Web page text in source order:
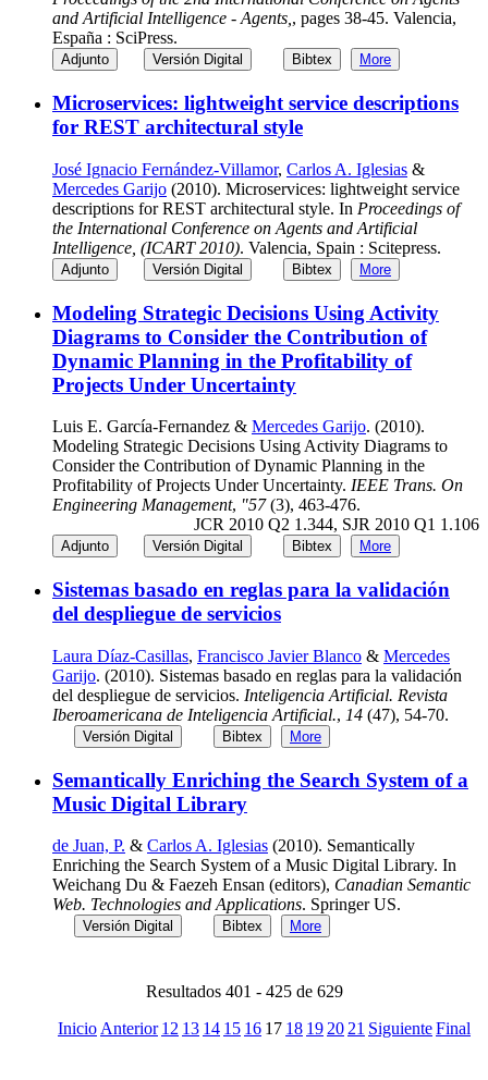
and Artificial Intelligence - Agents,, pages 38-45. Valencia,
España : SciPress.
Adjunto Versión Digital Bibtex More
Microservices: lightweight service descriptions
for REST architectural style
José Ignacio Fernández-Villamor, Carlos A. Iglesias &
Mercedes Garijo (2010). Microservices: lightweight service
descriptions for REST architectural style. In Proceedings of
the International Conference on Agents and Artificial
Intelligence, (ICART 2010). Valencia, Spain : Scitepress.
Adjunto Versión Digital Bibtex More
Modeling Strategic Decisions Using Activity
Diagrams to Consider the Contribution of
Dynamic Planning in the Profitability of
Projects Under Uncertainty
Luis E. García-Fernandez & Mercedes Garijo. (2010).
Modeling Strategic Decisions Using Activity Diagrams to
Consider the Contribution of Dynamic Planning in the
Profitability of Projects Under Uncertainty. IEEE Trans. On
Engineering Management, "57(3), 463-476.
JCR 2010 Q2 1.344, SJR 2010 Q1 1.106
Adjunto Versión Digital Bibtex More
Sistemas basado en reglas para la validación
del despliegue de servicios
Laura Díaz-Casillas, Francisco Javier Blanco & Mercedes
Garijo. (2010). Sistemas basado en reglas para la validación
del despliegue de servicios. Inteligencia Artificial. Revista
Iberoamericana de Inteligencia Artificial., 14 (47), 54-70.
Versión Digital Bibtex More
Semantically Enriching the Search System of a
Music Digital Library
de Juan, P. & Carlos A. Iglesias (2010). Semantically
Enriching the Search System of a Music Digital Library. In
Weichang Du & Faezeh Ensan (editors), Canadian Semantic
Web. Technologies and Applications. Springer US.
Versión Digital Bibtex More
Resultados 401 - 425 de 629
Inicio Anterior 12 13 14 15 16 17 18 19 20 21 SiguienteFinal